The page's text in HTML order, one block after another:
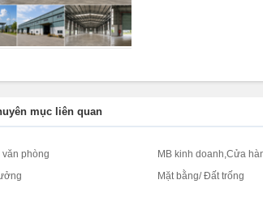
mục liên quan
văn phòng MB kinh doanh,Cửa
Mặt bằng/ Đất trống